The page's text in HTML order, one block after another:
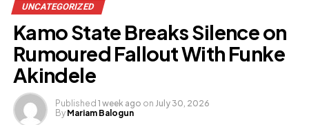
UNCATEGORIZED
Kamo State Breaks Silence on
Rumoured Fallout With Funke
Akindele
Published 1 week ago on July 30, 2026
By Mariam Balogun